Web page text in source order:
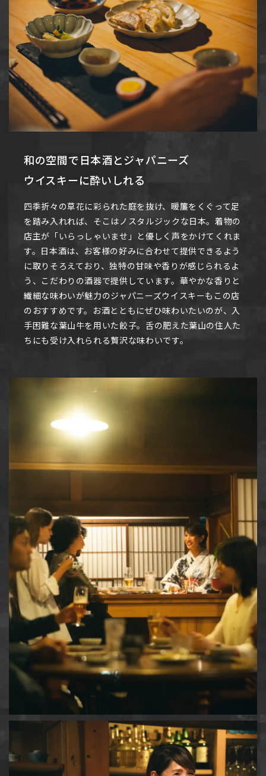
和の空間で日本酒とジャパニーズ
ウイスキーに酔いしれる
四季折々の草花に彩られた庭を抜け、暖簾をくぐって足
を踏み入れれば、そこはノスタルジックな日本。着物の
店主が「いらっしゃいませ」と優しく声をかけてくれま
す。日本酒は、お客様の好みに合わせて提供できるよう
に取りそろえており、独特の甘味や香りが感じられるよ
う、こだわりの酒器で提供しています。華やかな香りと
繊細な味わいが魅力のジャパニーズウイスキーもこの店
のおすすめです。お酒とともにぜひ味わいたいのが、入
手困難な葉山牛を用いた餃子。舌の肥えた葉山の住人た
ちにも受け入れられる贅沢な味わいです。